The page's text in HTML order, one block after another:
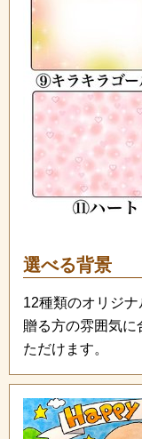
選べる背景
12種類のオリジ
贈る方の雰囲気に
ただけます。